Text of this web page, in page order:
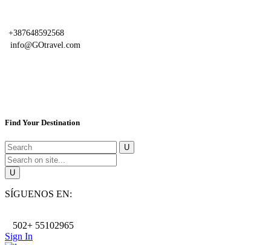
+387648592568
info@GOtravel.com
Find Your Destination
SÍGUENOS EN:
502+ 55102965
Sign In